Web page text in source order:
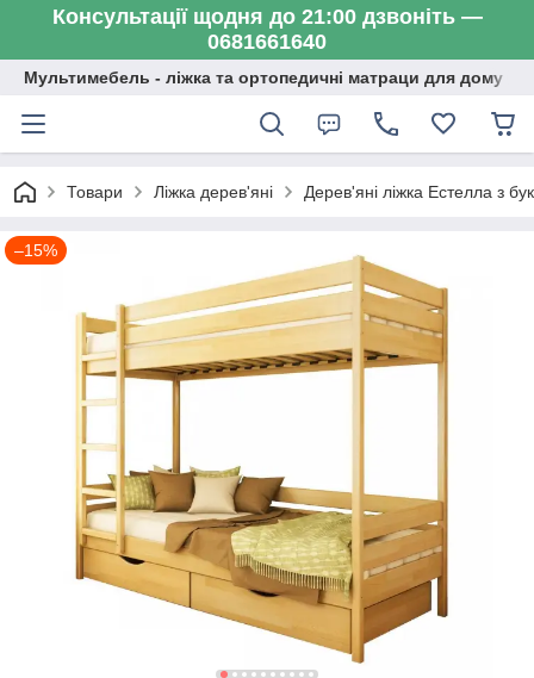
Консультації щодня до 21:00 дзвоніть —
0681661640
Мультимебель - ліжка та ортопедичні матраци для дому
Товари Ліжка дерев'яні Дерев'яні ліжка Естелла з
–15%